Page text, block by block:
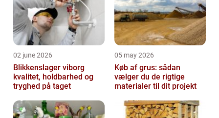
02 june 2026
Blikkenslager viborg
kvalitet, holdbarhed og
tryghed på taget
05 may 2026
Køb af grus: sådan
vælger du de rigtige
materialer til dit projekt